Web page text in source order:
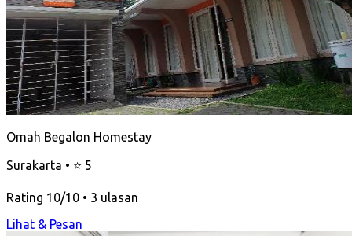
Omah Begalon Homestay
Surakarta • ⭐ 5
Rating 10/10 • 3 ulasan
Lihat & Pesan